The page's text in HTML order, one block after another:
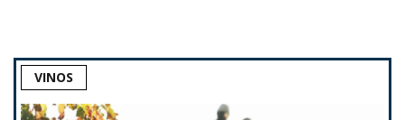
VINOS